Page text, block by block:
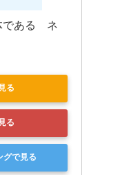
ある　ネ
る
る
グで見る